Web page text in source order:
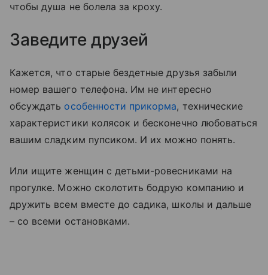
чтобы душа не болела за кроху.
Заведите друзей
Кажется, что старые бездетные друзья забыли
номер вашего телефона. Им не интересно
обсуждать особенности прикорма, технические
характеристики колясок и бесконечно любоваться
вашим сладким пупсиком. И их можно понять.
Или ищите женщин с детьми-ровесниками на
прогулке. Можно сколотить бодрую компанию и
дружить всем вместе до садика, школы и дальше
– со всеми остановками.